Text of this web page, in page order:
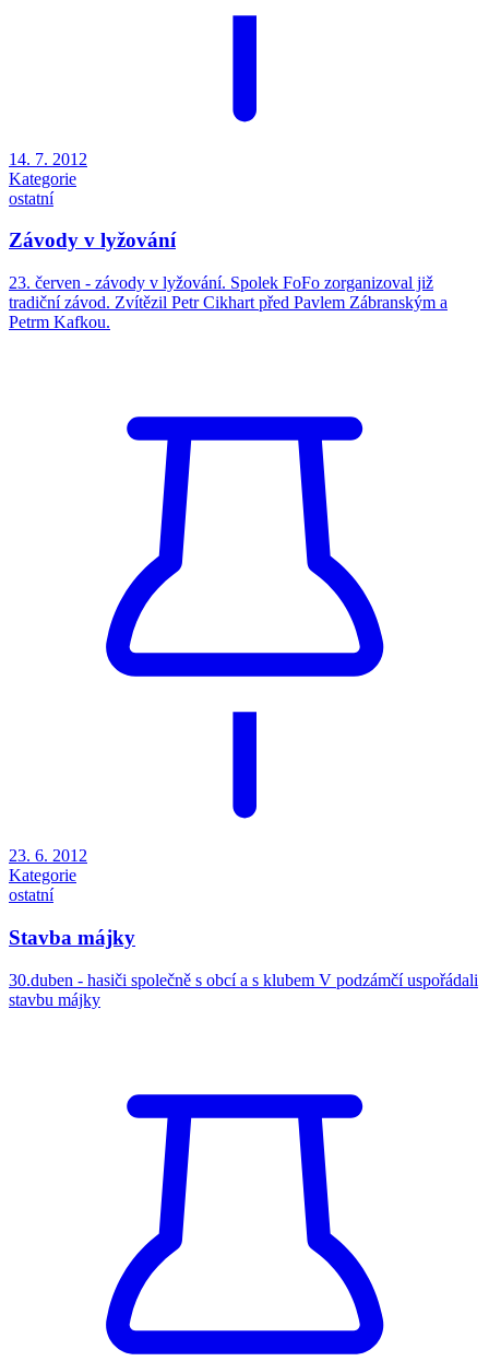
14. 7. 2012
Kategorie
ostatní
Závody v lyžování
23. červen - závody v lyžování. Spolek FoFo zorganizoval již
tradiční závod. Zvítězil Petr Cikhart před Pavlem Zábranským a
Petrm Kafkou.
23. 6. 2012
Kategorie
ostatní
Stavba májky
30.duben - hasiči společně s obcí a s klubem V podzámčí uspořádali
stavbu májky